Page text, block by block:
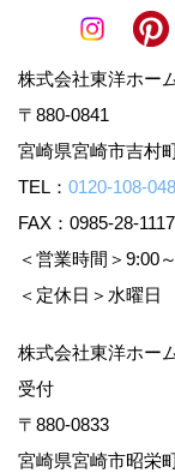
株式会社東洋ホー
〒880-0841
宮崎県宮崎市吉村
TEL： 0120-108-048
FAX：0985-28-1117
＜営業時間＞9:00
＜定休日＞水曜日
株式会社東洋ホー
受付
〒880-0833
宮崎県宮崎市昭栄